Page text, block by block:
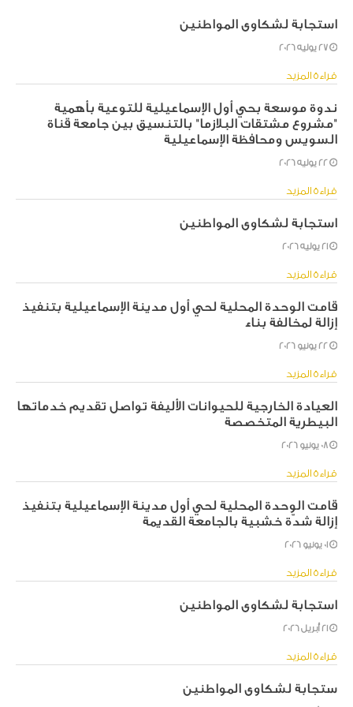
استجابة لشكاوى المواطنين
قراءة المزيد
ندوة موسعة بحي أول الإسماعيلية للتوعية بأهمية
"مشروع مشتقات البلازما" بالتنسيق بين جامعة قناة
السويس ومحافظة الإسماعيلية
قراءة المزيد
استجابة لشكاوى المواطنين
قراءة المزيد
قامت الوحدة المحلية لحي أول مدينة الإسماعيلية بتنفيذ
إزالة لمخالفة بناء
قراءة المزيد
العيادة الخارجية للحيوانات الأليفة تواصل تقديم خدماتها
البيطرية المتخصصة
قراءة المزيد
قامت الوحدة المحلية لحي أول مدينة الإسماعيلية بتنفيذ
إزالة شدّة خشبية بالجامعة القديمة
قراءة المزيد
استجابة لشكاوى المواطنين
قراءة المزيد
ستجابة لشكاوى المواطنين